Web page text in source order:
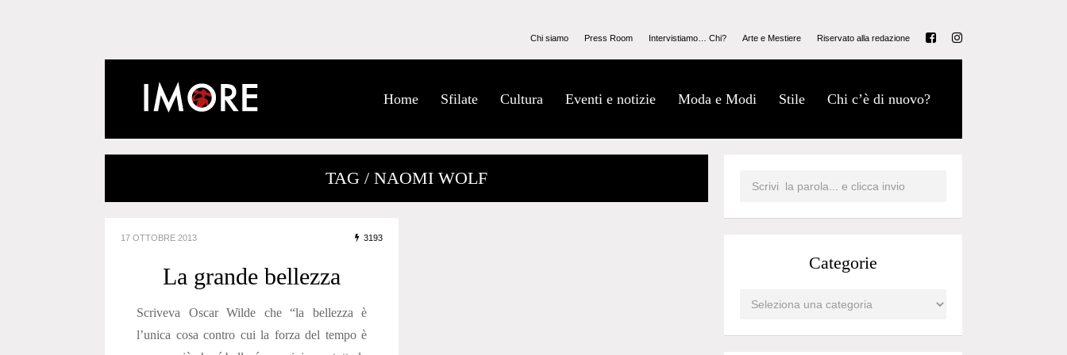
Chi siamo Press Room Intervistiamo… Chi? Arte e Mestiere Riservato alla redazione
Home Sfilate Cultura Eventi e notizie Moda e Modi Stile Chi c’è di nuovo?
TAG / NAOMI WOLF
17 OTTOBRE 2013 3193
La grande bellezza
Scriveva Oscar Wilde che “la bellezza è
l’unica cosa contro cui la forza del tempo è
Categorie